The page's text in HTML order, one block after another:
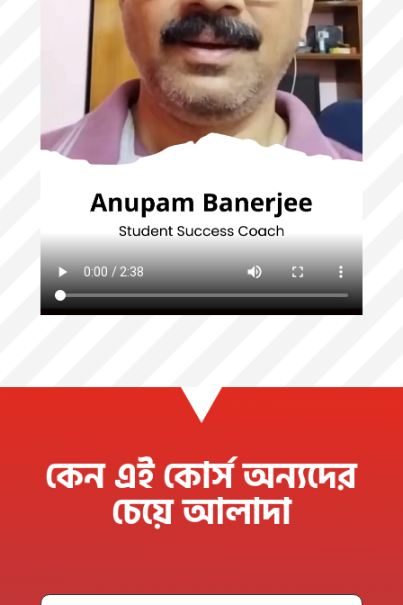
কেন এই কোর্স অন্যদের
চেয়ে আলাদা